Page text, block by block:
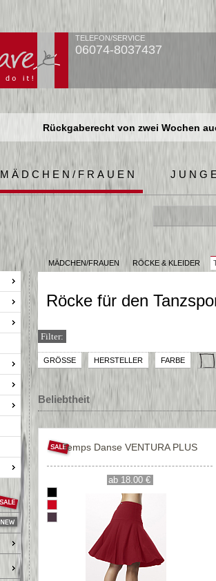
TELEFON/SERVICE
06074-8037437
Rückgaberecht von zwei Wochen
MÄDCHEN/FRAUEN
MÄDCHEN/FRAUEN RÖCKE & KLEIDER
Röcke für den
Filter:
GRÖSSE HERSTELLER FARBE
Beliebtheit
Temps Danse VENTURA PLUS
ab 18.00 €